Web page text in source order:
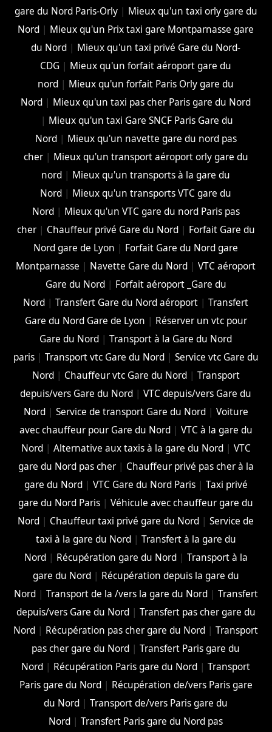
gare du Nord Paris-Orly| Mieux qu'un taxi orly gare du
Nord | Mieux qu'un Prix taxi gare Montparnasse gare
du Nord | Mieux qu'un taxi privé Gare du Nord-
CDG | Mieux qu'un forfait aéroport gare du
nord | Mieux qu'un forfait Paris Orly gare du
Nord | Mieux qu'un taxi pas cher Paris gare du Nord
| Mieux qu'un taxi Gare SNCF Paris Gare du
Nord| Mieux qu'un navette gare du nord pas
cher| Mieux qu'un transport aéroport orly gare du
nord | Mieux qu'un transports à la gare du
Nord | Mieux qu'un transports VTC gare du
Nord| Mieux qu'un VTC gare du nord Paris pas
cher| Chauffeur privé Gare du Nord| Forfait Gare du
Nord gare de Lyon | Forfait Gare du Nord gare
Montparnasse | Navette Gare du Nord |VTC aéroport
Gare du Nord| Forfait aéroport _Gare du
Nord |Transfert Gare du Nord aéroport |Transfert
Gare du Nord Gare de Lyon | Réserver un vtc pour
Gare du Nord |Transport à la Gare du Nord
paris| Transport vtc Gare du Nord| Service vtc Gare du
Nord| Chauffeur vtc Gare du Nord| Transport
depuis/vers Gare du Nord |VTC depuis/vers Gare du
Nord| Service de transport Gare du Nord| Voiture
avec chauffeur pour Gare du Nord| VTC à la gare du
Nord| Alternative aux taxis à la gare du Nord| VTC
gare du Nord pas cher| Chauffeur privé pas cher à la
gare du Nord| VTC Gare du Nord Paris| Taxi privé
gare du Nord Paris |Véhicule avec chauffeur gare du
Nord | Chauffeur taxi privé gare du Nord |Service de
taxi à la gare du Nord| Transfert à la gare du
Nord| Récupération gare du Nord| Transport à la
gare du Nord| Récupération depuis la gare du
Nord| Transport de la /vers la gare du Nord| Transfert
depuis/vers Gare du Nord| Transfert pas cher gare du
Nord | Récupération pas cher gare du Nord |Transport
pas cher gare du Nord |Transfert Paris gare du
Nord | Récupération Paris gare du Nord |Transport
Paris gare du Nord| Récupération de/vers Paris gare
du Nord |Transport de/vers Paris gare du
Nord |Transfert Paris gare du Nord pas